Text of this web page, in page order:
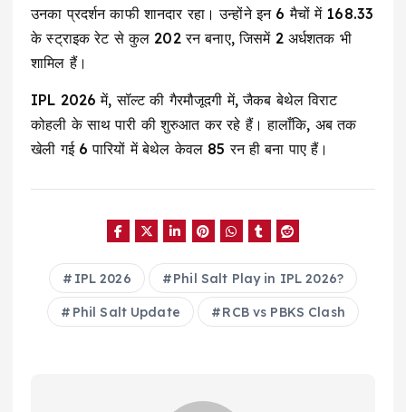
उनका प्रदर्शन काफी शानदार रहा। उन्होंने इन 6 मैचों में 168.33
के स्ट्राइक रेट से कुल 202 रन बनाए, जिसमें 2 अर्धशतक भी
शामिल हैं।
IPL 2026 में, सॉल्ट की गैरमौजूदगी में, जैकब बेथेल विराट
कोहली के साथ पारी की शुरुआत कर रहे हैं। हालाँकि, अब तक
खेली गई 6 पारियों में बेथेल केवल 85 रन ही बना पाए हैं।
IPL 2026 Phil Salt Play in IPL 2026?
Phil Salt Update RCB vs PBKS Clash